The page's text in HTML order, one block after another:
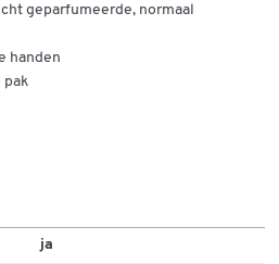
geparfumeerde, normaal
handen
pak
ja
om in te zoomen